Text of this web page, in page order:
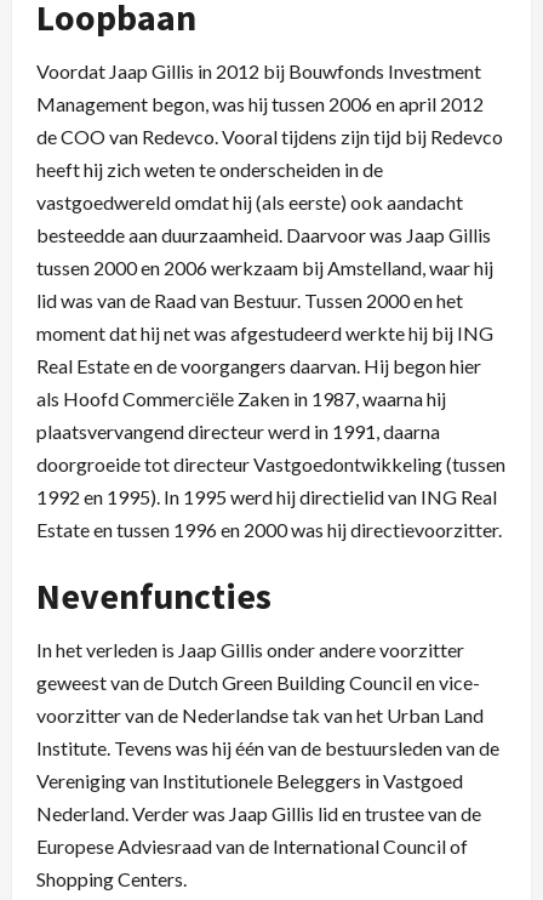
Loopbaan
Voordat Jaap Gillis in 2012 bij Bouwfonds Investment
Management begon, was hij tussen 2006 en april 2012
de COO van Redevco. Vooral tijdens zijn tijd bij Redevco
heeft hij zich weten te onderscheiden in de
vastgoedwereld omdat hij (als eerste) ook aandacht
besteedde aan duurzaamheid. Daarvoor was Jaap Gillis
tussen 2000 en 2006 werkzaam bij Amstelland, waar hij
lid was van de Raad van Bestuur. Tussen 2000 en het
moment dat hij net was afgestudeerd werkte hij bij ING
Real Estate en de voorgangers daarvan. Hij begon hier
als Hoofd Commerciële Zaken in 1987, waarna hij
plaatsvervangend directeur werd in 1991, daarna
doorgroeide tot directeur Vastgoedontwikkeling (tussen
1992 en 1995). In 1995 werd hij directielid van ING Real
Estate en tussen 1996 en 2000 was hij directievoorzitter.
Nevenfuncties
In het verleden is Jaap Gillis onder andere voorzitter
geweest van de Dutch Green Building Council en vice-
voorzitter van de Nederlandse tak van het Urban Land
Institute. Tevens was hij één van de bestuursleden van de
Vereniging van Institutionele Beleggers in Vastgoed
Nederland. Verder was Jaap Gillis lid en trustee van de
Europese Adviesraad van de International Council of
Shopping Centers.